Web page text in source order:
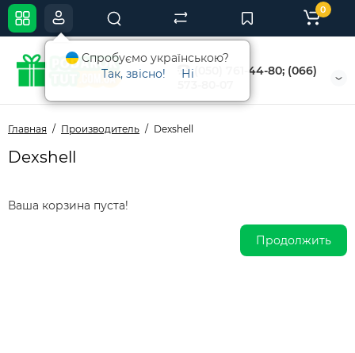
(050) 761-44-80; (066)
0
Главная Производитель Dexshell
Dexshell
Ваша корзина пуста!
Продолжить
Спробуємо українською?
Так, звісно!
Ні